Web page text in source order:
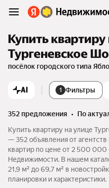
Купить
Тургеневское
посёлок городского типа
AI 1 Фильтры
352 предложения •
по
Купить квартиру на улице
— 352 объявления от
квартир по цене от 2 500
Недвижимости. В нашем
21,9 м² до 69,7 м² в
планировки и характеристики.